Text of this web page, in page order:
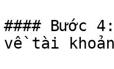
#### Bước
về tài